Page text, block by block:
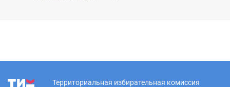
Территориальная избирательная комиссия